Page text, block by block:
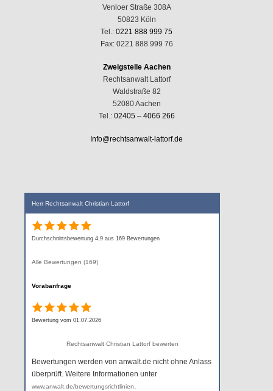
Venloer Straße 308A
50823 Köln
Tel.: 0221 888 999 75
Fax: 0221 888 999 76
Zweigstelle Aachen
Rechtsanwalt Lattorf
Waldstraße 82
52080 Aachen
Tel.: 02405 – 4066 266
Info@rechtsanwalt-lattorf.de
Herr Rechtsanwalt Christian Lattorf
Durchschnittsbewertung 4,9 aus 169 Bewertungen
Alle Bewertungen (169)
Vorabanfrage
Bewertung vom 01.07.2026
Rechtsanwalt Christian Lattorf bewerten
Bewertungen werden von anwalt.de nicht ohne Anlass
überprüft. Weitere Informationen unter
www.anwalt.de/bewertungsrichtlinien.